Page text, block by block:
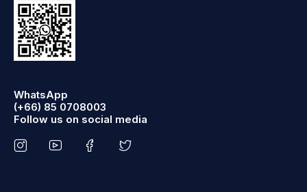
WhatsApp
(+66) 85 0708003
Follow us on social media